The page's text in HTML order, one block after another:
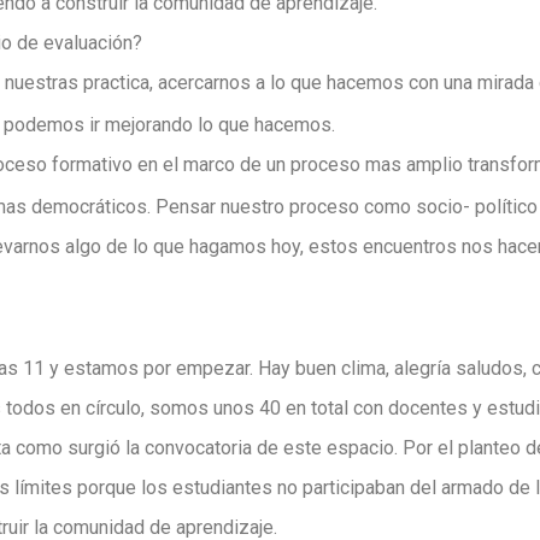
de evaluación?
practica, acercarnos a lo que hacemos con una mirada
ir mejorando lo que hacemos.
formativo en el marco de un proceso mas amplio
democráticos. Pensar nuestro proceso como socio- político
algo de lo que hagamos hoy, estos encuentros nos
11 y estamos por empezar. Hay buen clima, alegría saludos,
en círculo, somos unos 40 en total con docentes y
como surgió la convocatoria de este espacio. Por el planteo
límites porque los estudiantes no participaban del armado de
la comunidad de aprendizaje.